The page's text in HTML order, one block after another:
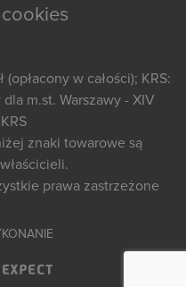
(opłacony w całości); KRS:
m.st. Warszawy - XIV
znaki towarowe są
prawa zastrzeżone